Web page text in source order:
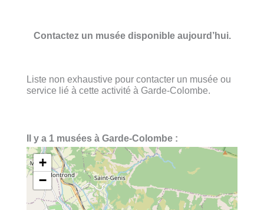
Contactez un musée disponible aujourd’hui.
Liste non exhaustive pour contacter un musée ou
service lié à cette activité à Garde-Colombe.
Il y a 1 musées à Garde-Colombe :
+
−